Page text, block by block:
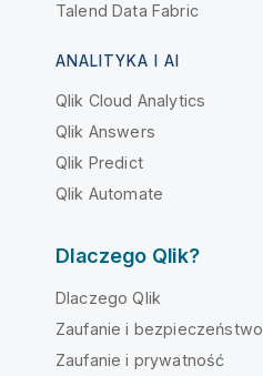
Talend Data Fabric
ANALITYKA I AI
Qlik Cloud Analytics
Qlik Answers
Qlik Predict
Qlik Automate
Dlaczego Qlik?
Dlaczego Qlik
Zaufanie i bezpieczeństwo
Zaufanie i prywatność